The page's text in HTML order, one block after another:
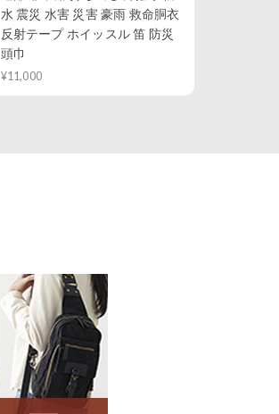
水 震災 水害 災害 豪雨 救命胴衣
反射テープ ホイッスル 笛 防災
頭巾
¥11,000